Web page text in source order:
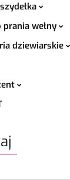
prania wełny
dziewiarskie